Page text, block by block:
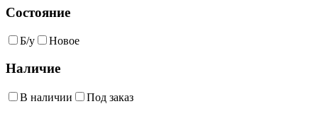
Состояние
Б/у Новое
Наличие
В наличии Под заказ